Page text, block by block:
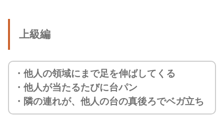
上級編
・他人の領域にまで足を伸ばしてくる
・他人が当たるたびに台パン
・隣の連れが、他人の台の真後ろでベガ立ち